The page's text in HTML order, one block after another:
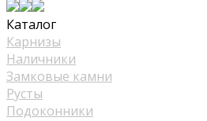
Каталог
Карнизы
Наличники
Замковые камни
Русты
Подоконники